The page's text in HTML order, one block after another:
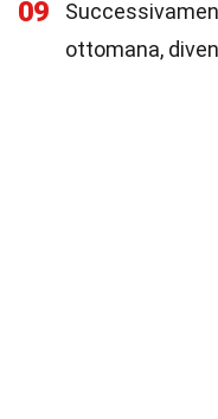
09
ottomana,